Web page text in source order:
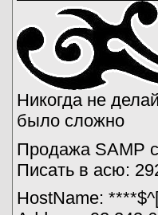
Никогда не
было сложно
Продажа SAMP
Писать в асю:
HostName: